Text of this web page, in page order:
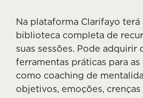
Na plataforma Clarifayo terá
biblioteca completa de
suas sessões. Pode
ferramentas práticas para as
como coaching de
objetivos, emoções, crenças